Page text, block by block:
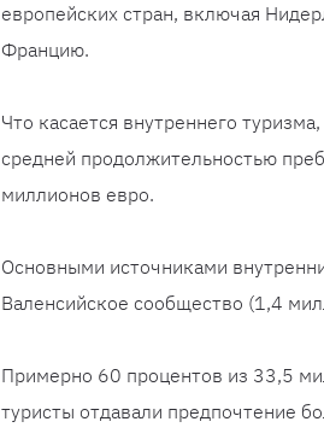
европейских стран, включая
Францию.
Что касается внутреннего
средней продолжительностью
миллионов евро.
Основными источниками
Валенсийское сообщество (1,4
Примерно 60 процентов из 33,5
туристы отдавали предпочтение